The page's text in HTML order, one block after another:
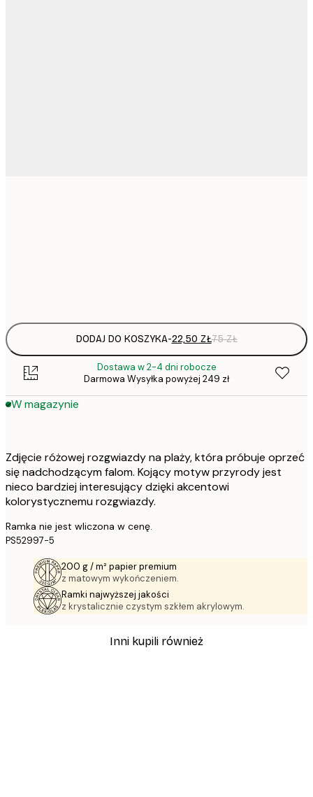
DODAJ DO KOSZYKA-22,50 ZŁ75 ZŁ
Dostawa w 2-4 dni robocze
Darmowa Wysyłka powyżej 249 zł
W magazynie
Zdjęcie różowej rozgwiazdy na plaży, która próbuje oprzeć
się nadchodzącym falom. Kojący motyw przyrody jest
nieco bardziej interesujący dzięki akcentowi
kolorystycznemu rozgwiazdy.
Ramka nie jest wliczona w cenę.
PS52997-5
200 g / m² papier premium
z matowym wykończeniem.
Ramki najwyższej jakości
z krystalicznie czystym szkłem akrylowym.
Inni kupili również